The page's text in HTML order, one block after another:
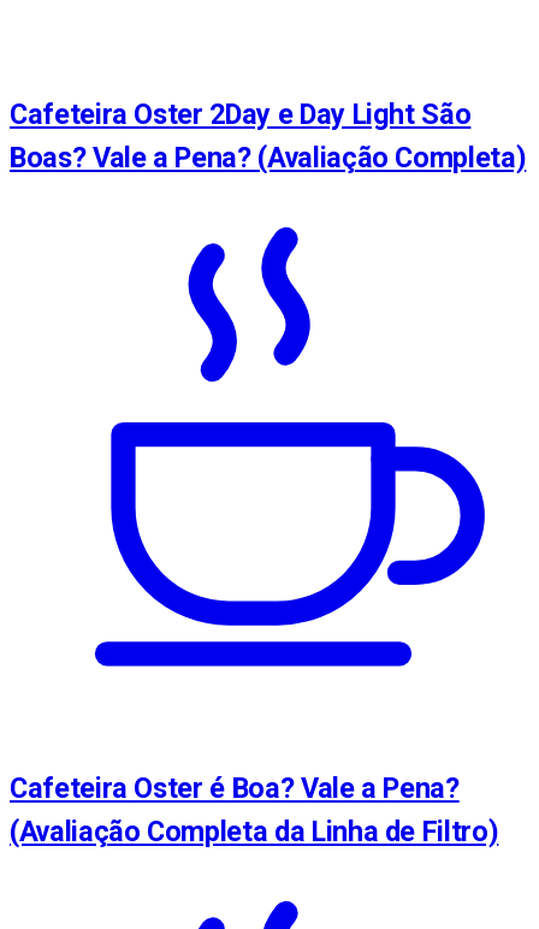
Cafeteira Oster 2Day e Day Light São
Boas? Vale a Pena? (Avaliação Completa)
Cafeteira Oster é Boa? Vale a Pena?
(Avaliação Completa da Linha de Filtro)